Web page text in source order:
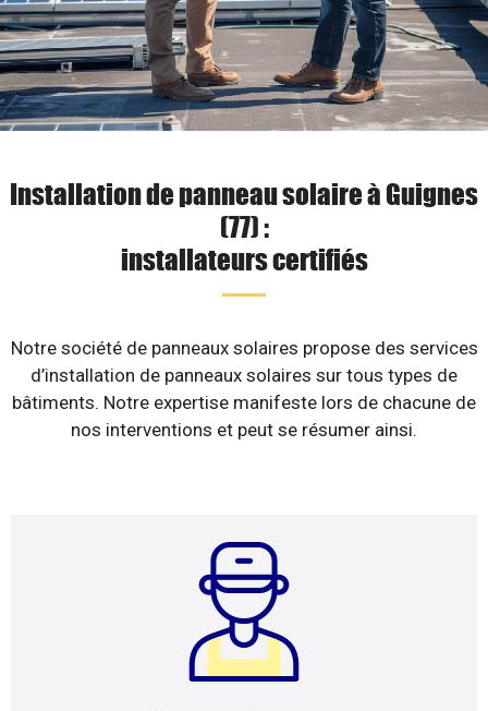
Installation de panneau solaire à Guignes
(77) :
installateurs certifiés
Notre société de panneaux solaires propose des services
d’installation de panneaux solaires sur tous types de
bâtiments. Notre expertise manifeste lors de chacune de
nos interventions et peut se résumer ainsi.